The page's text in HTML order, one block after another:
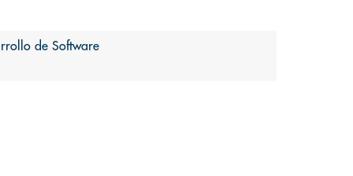
de Software